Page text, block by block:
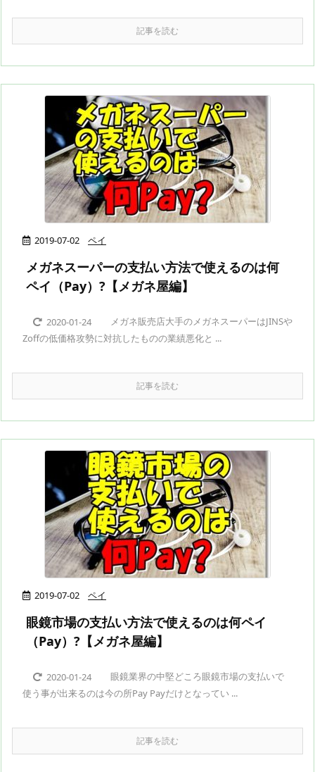
記事を読む
2019-07-02 ペイ
メガネスーパーの支払い方法で使えるのは何
ペイ（Pay）?【メガネ屋編】
2020-01-24
メガネ販売店大手のメガネスーパーはJINSや
Zoffの低価格攻勢に対抗したものの業績悪化と ...
記事を読む
2019-07-02 ペイ
眼鏡市場の支払い方法で使えるのは何ペイ
（Pay）?【メガネ屋編】
2020-01-24
眼鏡業界の中堅どころ眼鏡市場の支払いで
使う事が出来るのは今の所Pay Payだけとなってい ...
記事を読む